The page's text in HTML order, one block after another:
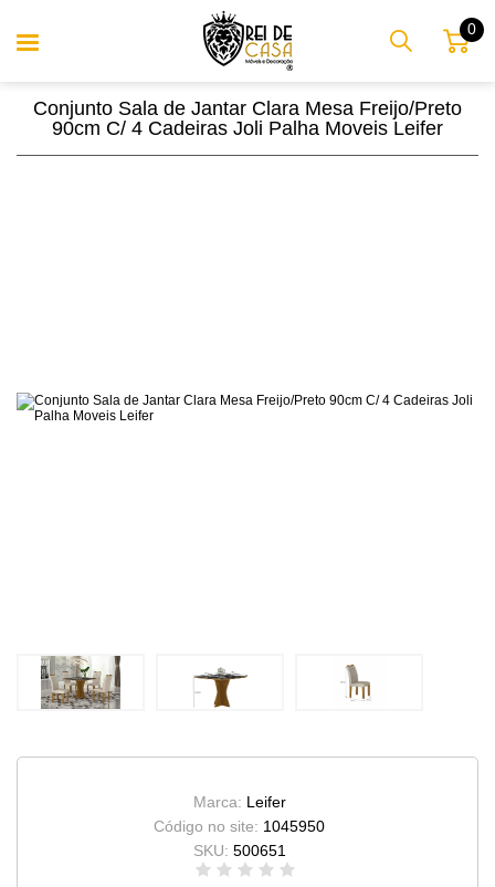
0
Conjunto Sala de Jantar Clara Mesa Freijo/Preto
90cm C/ 4 Cadeiras Joli Palha Moveis Leifer
Marca: Leifer
Código no site: 1045950
SKU: 500651